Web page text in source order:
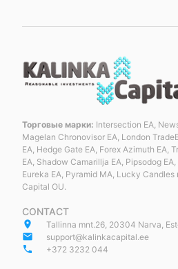
Торговые марки: Intersection EA,
Magelan Chronovisor EA, London
EA, Hedge Gate EA, Forex Azimuth EA,
EA, Shadow Camarillja EA, Pipsodog
Eureka EA, Pyramid MA, Lucky
Capital OU.
CONTACT
place Tallinna mnt.26, 20304 Narva,
email support@kalinkacapital.ee
phone +372 3232 044